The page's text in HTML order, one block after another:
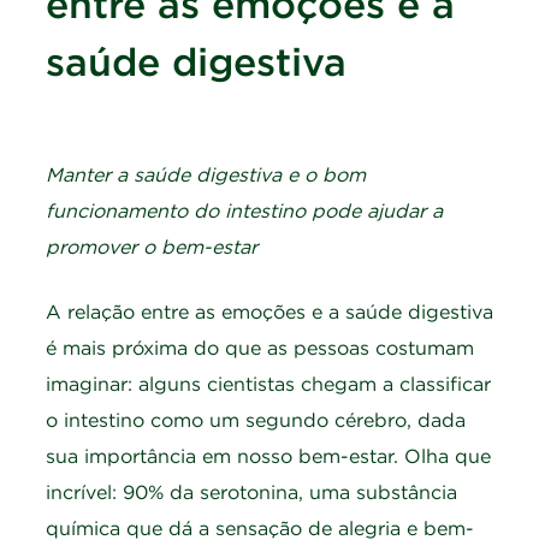
saúde digestiva
Manter a saúde digestiva e o bom
funcionamento do intestino pode ajudar a
promover o bem-estar
A relação entre as emoções e a saúde digestiva
é mais próxima do que as pessoas costumam
imaginar: alguns cientistas chegam a classificar
o intestino como um segundo cérebro, dada
sua importância em nosso bem-estar. Olha que
incrível: 90% da serotonina, uma substância
química que dá a sensação de alegria e bem-